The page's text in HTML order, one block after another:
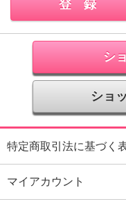
シ
ショ
特定商取引法に基づく
マイアカウント